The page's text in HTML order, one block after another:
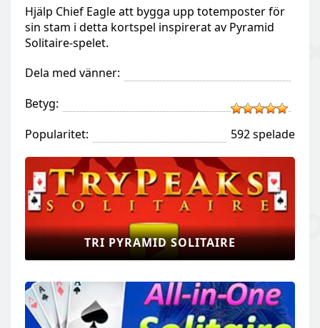
Hjälp Chief Eagle att bygga upp totemposter för
sin stam i detta kortspel inspirerat av Pyramid
Solitaire-spelet.
Dela med vänner:
Betyg:
Popularitet:
592 spelade
TRI PYRAMID SOLITAIRE